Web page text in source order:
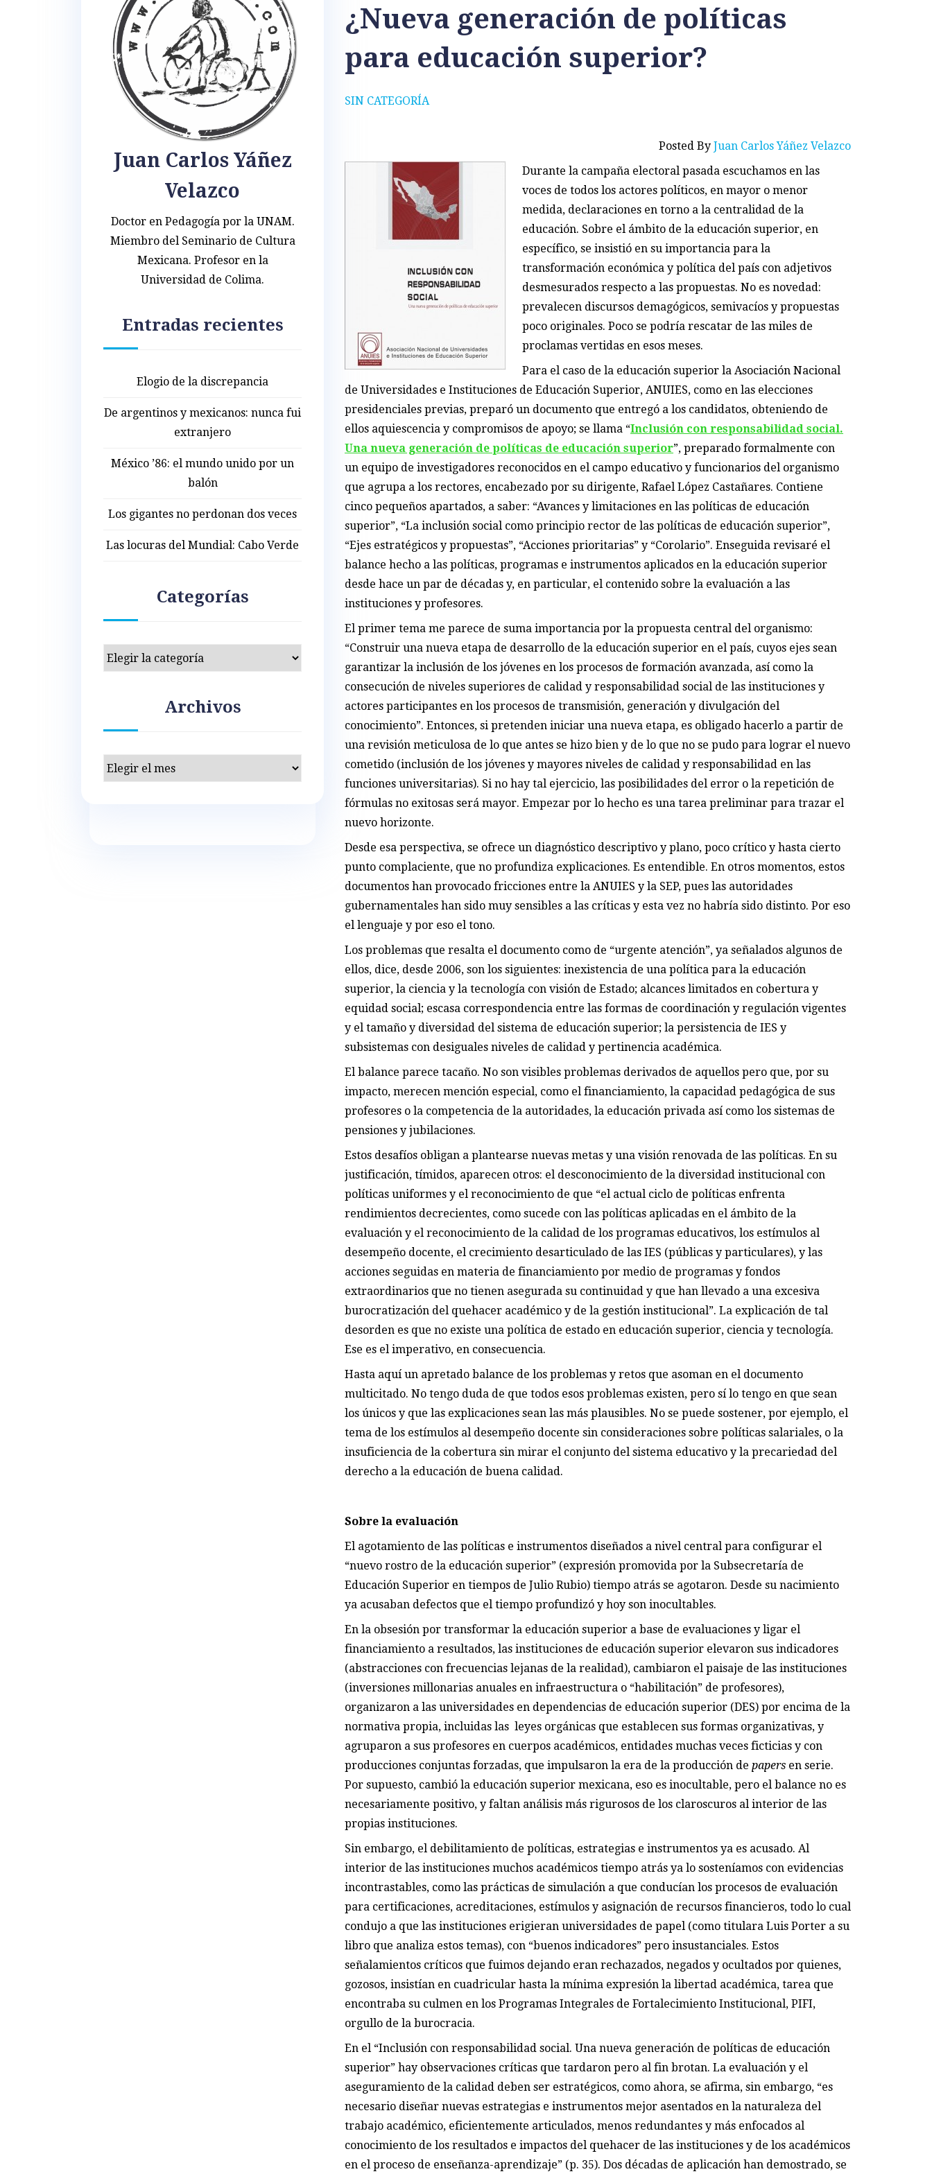
SIN CATEGORÍA
¿Nueva generación de políticas
para educación superior?
Posted By Juan Carlos Yáñez Velazco
Durante la campaña electoral pasada escuchamos en las
voces de todos los actores políticos, en mayor o menor
medida, declaraciones en torno a la centralidad de la
educación. Sobre el ámbito de la educación superior, en
específico, se insistió en su importancia para la
transformación económica y política del país con adjetivos
desmesurados respecto a las propuestas. No es novedad:
prevalecen discursos demagógicos, semivacíos y propuestas
poco originales. Poco se podría rescatar de las miles de
proclamas vertidas en esos meses.
Para el caso de la educación superior la Asociación Nacional
de Universidades e Instituciones de Educación Superior, ANUIES, como en las elecciones
presidenciales previas, preparó un documento que entregó a los candidatos, obteniendo de
ellos aquiescencia y compromisos de apoyo; se llama “Inclusión con responsabilidad social.
Una nueva generación de políticas de educación superior”, preparado formalmente con
un equipo de investigadores reconocidos en el campo educativo y funcionarios del organismo
que agrupa a los rectores, encabezado por su dirigente, Rafael López Castañares. Contiene
cinco pequeños apartados, a saber: “Avances y limitaciones en las políticas de educación
superior”, “La inclusión social como principio rector de las políticas de educación superior”,
“Ejes estratégicos y propuestas”, “Acciones prioritarias” y “Corolario”. Enseguida revisaré el
balance hecho a las políticas, programas e instrumentos aplicados en la educación superior
desde hace un par de décadas y, en particular, el contenido sobre la evaluación a las
instituciones y profesores.
El primer tema me parece de suma importancia por la propuesta central del organismo:
“Construir una nueva etapa de desarrollo de la educación superior en el país, cuyos ejes sean
garantizar la inclusión de los jóvenes en los procesos de formación avanzada, así como la
consecución de niveles superiores de calidad y responsabilidad social de las instituciones y
actores participantes en los procesos de transmisión, generación y divulgación del
conocimiento”. Entonces, si pretenden iniciar una nueva etapa, es obligado hacerlo a partir de
una revisión meticulosa de lo que antes se hizo bien y de lo que no se pudo para lograr el nuevo
cometido (inclusión de los jóvenes y mayores niveles de calidad y responsabilidad en las
funciones universitarias). Si no hay tal ejercicio, las posibilidades del error o la repetición de
fórmulas no exitosas será mayor. Empezar por lo hecho es una tarea preliminar para trazar el
nuevo horizonte.
Desde esa perspectiva, se ofrece un diagnóstico descriptivo y plano, poco crítico y hasta cierto
punto complaciente, que no profundiza explicaciones. Es entendible. En otros momentos, estos
documentos han provocado fricciones entre la ANUIES y la SEP, pues las autoridades
gubernamentales han sido muy sensibles a las críticas y esta vez no habría sido distinto. Por eso
el lenguaje y por eso el tono.
Los problemas que resalta el documento como de “urgente atención”, ya señalados algunos de
ellos, dice, desde 2006, son los siguientes: inexistencia de una política para la educación
superior, la ciencia y la tecnología con visión de Estado; alcances limitados en cobertura y
equidad social; escasa correspondencia entre las formas de coordinación y regulación vigentes
y el tamaño y diversidad del sistema de educación superior; la persistencia de IES y
subsistemas con desiguales niveles de calidad y pertinencia académica.
El balance parece tacaño. No son visibles problemas derivados de aquellos pero que, por su
impacto, merecen mención especial, como el financiamiento, la capacidad pedagógica de sus
profesores o la competencia de la autoridades, la educación privada así como los sistemas de
pensiones y jubilaciones.
Estos desafíos obligan a plantearse nuevas metas y una visión renovada de las políticas. En su
justificación, tímidos, aparecen otros: el desconocimiento de la diversidad institucional con
políticas uniformes y el reconocimiento de que “el actual ciclo de políticas enfrenta
rendimientos decrecientes, como sucede con las políticas aplicadas en el ámbito de la
evaluación y el reconocimiento de la calidad de los programas educativos, los estímulos al
desempeño docente, el crecimiento desarticulado de las IES (públicas y particulares), y las
acciones seguidas en materia de financiamiento por medio de programas y fondos
extraordinarios que no tienen asegurada su continuidad y que han llevado a una excesiva
burocratización del quehacer académico y de la gestión institucional”. La explicación de tal
desorden es que no existe una política de estado en educación superior, ciencia y tecnología.
Ese es el imperativo, en consecuencia.
Hasta aquí un apretado balance de los problemas y retos que asoman en el documento
multicitado. No tengo duda de que todos esos problemas existen, pero sí lo tengo en que sean
los únicos y que las explicaciones sean las más plausibles. No se puede sostener, por ejemplo, el
tema de los estímulos al desempeño docente sin consideraciones sobre políticas salariales, o la
insuficiencia de la cobertura sin mirar el conjunto del sistema educativo y la precariedad del
derecho a la educación de buena calidad.
Sobre la evaluación
El agotamiento de las políticas e instrumentos diseñados a nivel central para configurar el
“nuevo rostro de la educación superior” (expresión promovida por la Subsecretaría de
Educación Superior en tiempos de Julio Rubio) tiempo atrás se agotaron. Desde su nacimiento
ya acusaban defectos que el tiempo profundizó y hoy son inocultables.
En la obsesión por transformar la educación superior a base de evaluaciones y ligar el
financiamiento a resultados, las instituciones de educación superior elevaron sus indicadores
(abstracciones con frecuencias lejanas de la realidad), cambiaron el paisaje de las instituciones
(inversiones millonarias anuales en infraestructura o “habilitación” de profesores),
organizaron a las universidades en dependencias de educación superior (DES) por encima de la
normativa propia, incluidas las leyes orgánicas que establecen sus formas organizativas, y
agruparon a sus profesores en cuerpos académicos, entidades muchas veces ficticias y con
producciones conjuntas forzadas, que impulsaron la era de la producción de papers en serie.
Por supuesto, cambió la educación superior mexicana, eso es inocultable, pero el balance no es
necesariamente positivo, y faltan análisis más rigurosos de los claroscuros al interior de las
propias instituciones.
Sin embargo, el debilitamiento de políticas, estrategias e instrumentos ya es acusado. Al
interior de las instituciones muchos académicos tiempo atrás ya lo sosteníamos con evidencias
incontrastables, como las prácticas de simulación a que conducían los procesos de evaluación
para certificaciones, acreditaciones, estímulos y asignación de recursos financieros, todo lo cual
condujo a que las instituciones erigieran universidades de papel (como titulara Luis Porter a su
libro que analiza estos temas), con “buenos indicadores” pero insustanciales. Estos
señalamientos críticos que fuimos dejando eran rechazados, negados y ocultados por quienes,
gozosos, insistían en cuadricular hasta la mínima expresión la libertad académica, tarea que
encontraba su culmen en los Programas Integrales de Fortalecimiento Institucional, PIFI,
orgullo de la burocracia.
En el “Inclusión con responsabilidad social. Una nueva generación de políticas de educación
superior” hay observaciones críticas que tardaron pero al fin brotan. La evaluación y el
aseguramiento de la calidad deben ser estratégicos, como ahora, se afirma, sin embargo, “es
necesario diseñar nuevas estrategias e instrumentos mejor asentados en la naturaleza del
trabajo académico, eficientemente articulados, menos redundantes y más enfocados al
conocimiento de los resultados e impactos del quehacer de las instituciones y de los académicos
en el proceso de enseñanza-aprendizaje” (p. 35). Dos décadas de aplicación han demostrado, se
Juan Carlos Yáñez
Velazco
Doctor en Pedagogía por la UNAM.
Miembro del Seminario de Cultura
Mexicana. Profesor en la
Universidad de Colima.
Entradas recientes
Elogio de la discrepancia
De argentinos y mexicanos: nunca fui
extranjero
México ’86: el mundo unido por un
balón
Los gigantes no perdonan dos veces
Las locuras del Mundial: Cabo Verde
Categorías
Categorías
Archivos
Archivos